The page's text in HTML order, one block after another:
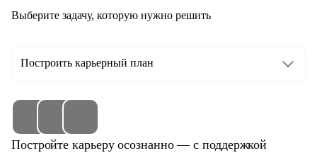
Выберите задачу, которую нужно решить
Построить карьерный план
Постройте карьеру осознанно — с поддержкой